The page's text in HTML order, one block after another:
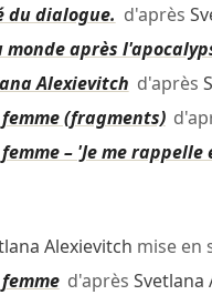
du dialogue. d'après
après
Alexievitch d'après
(fragments)
– 'Je me rappelle
Alexievitch mise en
d'après Svetlana